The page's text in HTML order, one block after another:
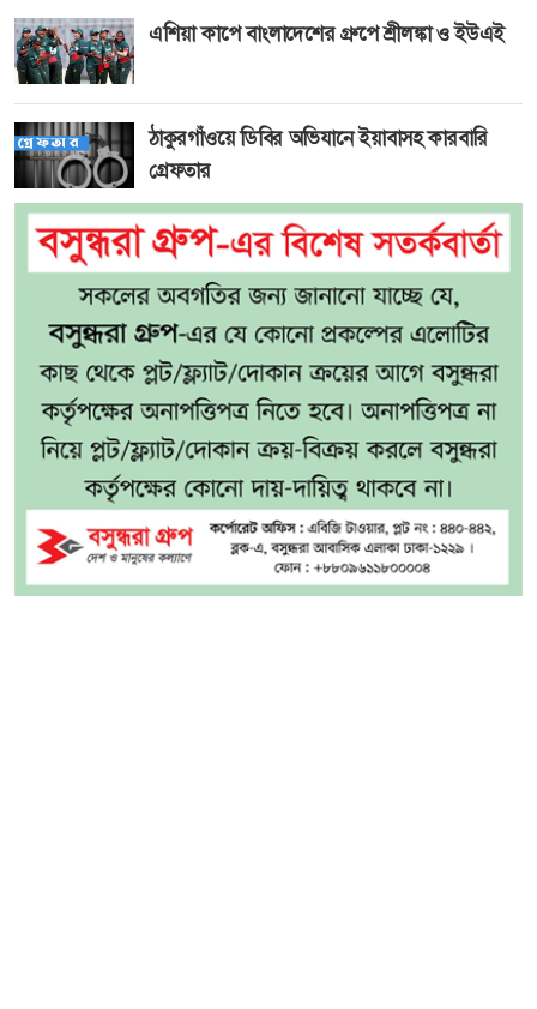
এশিয়া কাপে বাংলাদেশের গ্রুপে শ্রীলঙ্কা ও ইউএই
ঠাকুরগাঁওয়ে ডিবির অভিযানে ইয়াবাসহ কারবারি
গ্রেফতার